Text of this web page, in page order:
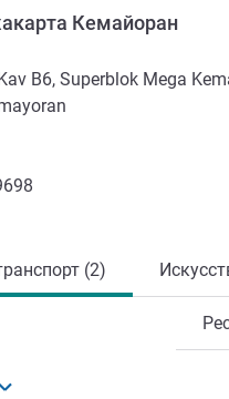
Кемайоран
B6, Superblok Mega
(2)